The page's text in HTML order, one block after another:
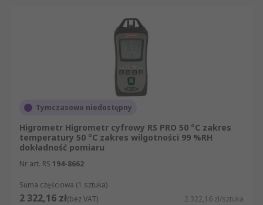
Tymczasowo niedostępny
Higrometr Higrometr cyfrowy RS PRO 50 °C zakres
temperatury 50 °C zakres wilgotności 99 %RH
dokładność pomiaru
Nr art. RS 194-8662
Suma częściowa (1 sztuka)
2 322,16 zł(bez VAT) 2 322,16 zł/sztuka